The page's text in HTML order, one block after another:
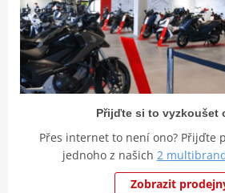
Přijďte si to vyzkoušet
Přes internet to není ono? Přijďte
jednoho z našich 2
Zobrazit